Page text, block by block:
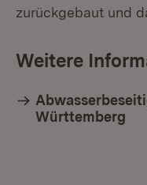
zurückgebaut und
Weitere
Württemberg